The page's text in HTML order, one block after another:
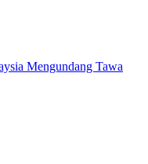
Mengundang Tawa